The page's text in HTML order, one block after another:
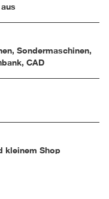
Sondermaschinen,
CAD
kleinem Shop